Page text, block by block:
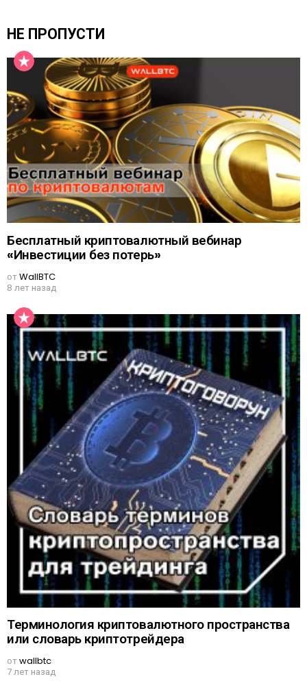
НЕ ПРОПУСТИ
Бесплатный криптовалютный вебинар
«Инвестиции без потерь»
отWallBTC
8 лет назад
Терминология криптовалютного пространства
или словарь криптотрейдера
отwallbtc
7 лет назад